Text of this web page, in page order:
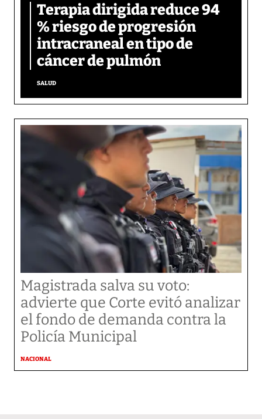
Terapia dirigida reduce 94
% riesgo de progresión
intracraneal en tipo de
cáncer de pulmón
SALUD
Magistrada salva su voto:
advierte que Corte evitó analizar
el fondo de demanda contra la
Policía Municipal
NACIONAL